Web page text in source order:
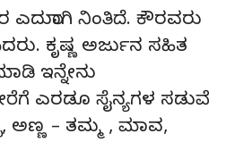
ಎದುರಾಗಿ ನಿಂತಿದೆ. ಕೌರವರು
ಕೃಷ್ಣ ಅರ್ಜುನ ಸಹಿತ
ಇನ್ನೇನು
ಎರಡೂ ಸೈನ್ಯಗಳ ಸಡುವೆ
ಅಣ್ಣ – ತಮ್ಮ , ಮಾವ,